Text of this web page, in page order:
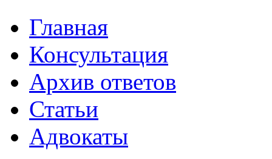
Главная
Консультация
Архив ответов
Статьи
Адвокаты